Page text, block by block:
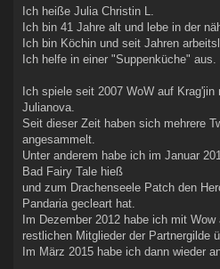
KONTAKT
e
i
t
r
a
g
Ich heiße Julia Christin L.
Ich bin 41 Jahre alt und lebe in der
Ich bin Köchin und seit Jahren
Ich helfe in einer "Suppenküche" aus.
Ich spiele seit 2007 WoW auf Krag'jin
Julianova.
Seit dieser Zeit haben sich mehrere
angesammelt.
Unter anderem habe ich im Januar
Bad Fairy Tale hieß
und zum Drachenseele Patch den
Pandaria gecleart hat.
Im Dezember 2012 habe ich mit Wow
restlichen Mitglieder der Partnergilde
Im März 2015 habe ich dann wieder